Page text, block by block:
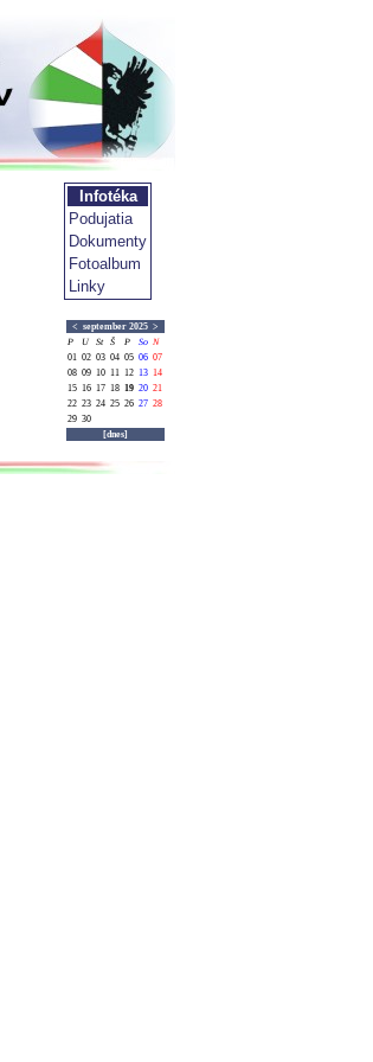
Infotéka
Podujatia
Dokumenty
Fotoalbum
Linky
< september 2025 >
P
U St Š P So N
01 02 03 04 05 06 07
08 09 10 11 12 13 14
15 16 17 18 19 20 21
22 23 24 25 26 27 28
29 30
[dnes]